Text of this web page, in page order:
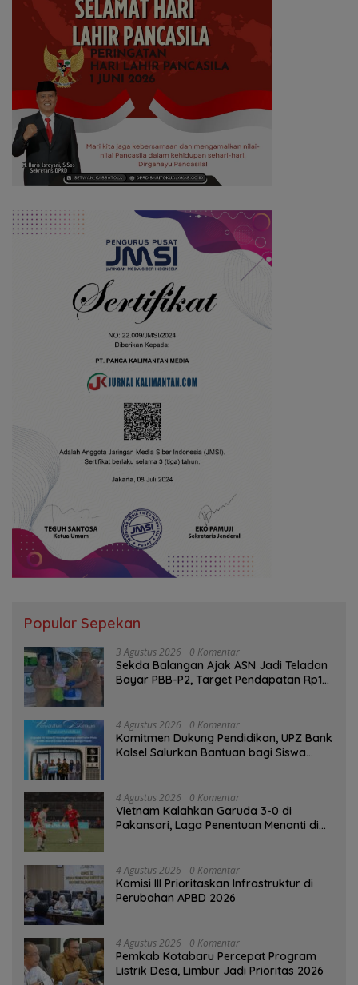
Popular Sepekan
3 Agustus 2026 0 Komentar
Sekda Balangan Ajak ASN Jadi Teladan
Bayar PBB-P2, Target Pendapatan Rp1
4 Agustus 2026 0 Komentar
Komitmen Dukung Pendidikan, UPZ Bank
Kalsel Salurkan Bantuan bagi Siswa
4 Agustus 2026 0 Komentar
Vietnam Kalahkan Garuda 3-0 di
Pakansari, Laga Penentuan Menanti di
4 Agustus 2026 0 Komentar
‎Komisi III Prioritaskan Infrastruktur di
Perubahan APBD 2026
4 Agustus 2026 0 Komentar
Pemkab Kotabaru Percepat Program
Listrik Desa, Limbur Jadi Prioritas 2026